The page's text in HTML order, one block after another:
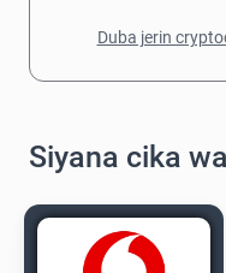
Duba jerin
Siyana cika